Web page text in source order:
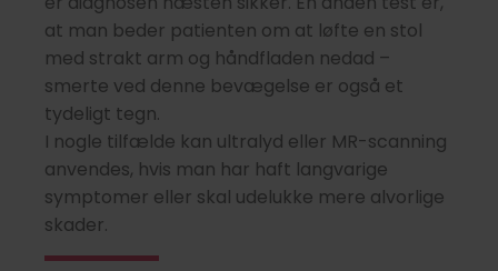
at man beder patienten om at løfte en stol
med strakt arm og håndfladen nedad –
smerte ved denne bevægelse er også et
tydeligt tegn.
I nogle tilfælde kan ultralyd eller MR-scanning
anvendes, hvis man har haft langvarige
symptomer eller skal udelukke mere alvorlige
skader.